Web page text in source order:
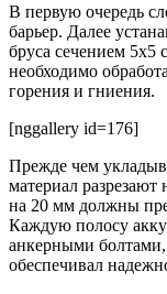
В первую очередь
барьер. Далее
бруса сечением
необходимо
горения и гниения.
[nggallery id=176]
Прежде чем
материал
на 20 мм должны
Каждую полосу
анкерными
обеспечивал